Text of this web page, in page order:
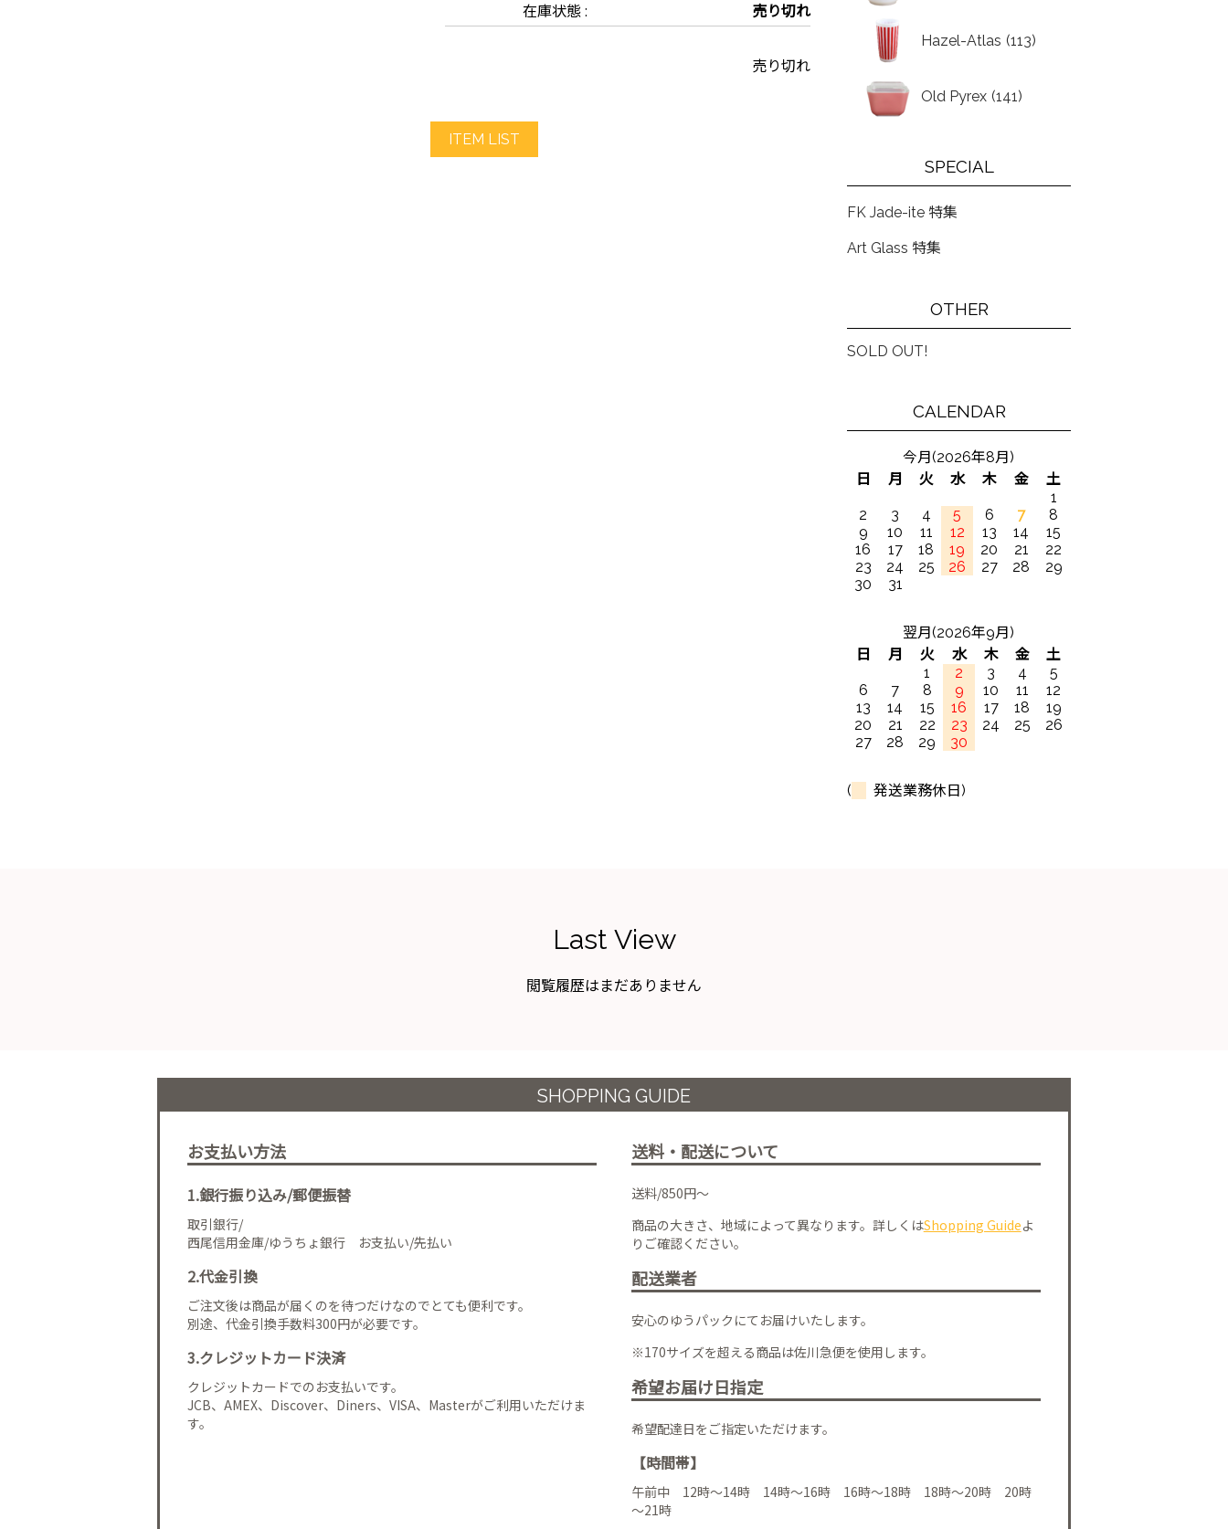
在庫状態 : 売り切れ
売り切れ
ITEM LIST
Hazel-Atlas (113)
Old Pyrex (141)
SPECIAL
FK Jade-ite 特集
Art Glass 特集
OTHER
SOLD OUT!
CALENDAR
今月(2026年8月)
日
月 火 水 木 金
土
1
2
3 4 5 6 7
8
9
10 11 12 13 14
15
16
17 18 19 20 21
22
23
24 25 26 27 28
29
30
31
翌月(2026年9月)
日
月 火 水 木 金
土
1
2 3 4
5
6
7 8 9 10 11
12
13
14 15 16 17 18
19
20
21 22 23 24 25
26
27
28 29 30
( 発送業務休日)
Last View
閲覧履歴はまだありません
SHOPPING GUIDE
お支払い方法
1.銀行振り込み/郵便振替
取引銀行/
西尾信用金庫/ゆうちょ銀行 お支払い/先払い
2.代金引換
ご注文後は商品が届くのを待つだけなのでとても便利です。
別途、代金引換手数料300円が必要です。
3.クレジットカード決済
クレジットカードでのお支払いです。
JCB、AMEX、Discover、Diners、VISA、Masterがご利用いただけま
す。
送料・配送について
送料/850円～
商品の大きさ、地域によって異なります。詳しくはShopping Guideよ
りご確認ください。
配送業者
安心のゆうパックにてお届けいたします。
※170サイズを超える商品は佐川急便を使用します。
希望お届け日指定
希望配達日をご指定いただけます。
【時間帯】
午前中 12時～14時 14時～16時 16時～18時 18時～20時 20時
～21時